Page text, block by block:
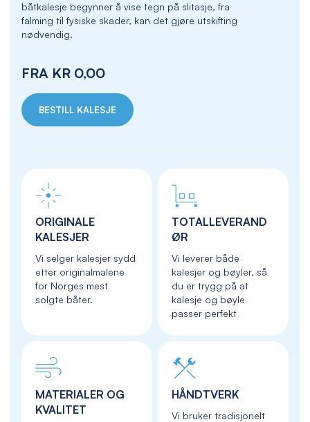
båtkalesje begynner å vise tegn på slitasje, fra
falming til fysiske skader, kan det gjøre utskifting
nødvendig.
FRA KR 0,00
BESTILL KALESJE
ORIGINALE
KALESJER
Vi selger kalesjer sydd
etter originalmalene
for Norges mest
solgte båter.
TOTALLEVERAND
ØR
Vi leverer både
kalesjer og bøyler, så
du er trygg på at
kalesje og bøyle
passer perfekt
MATERIALER OG
KVALITET
HÅNDTVERK
Vi bruker tradisjonelt